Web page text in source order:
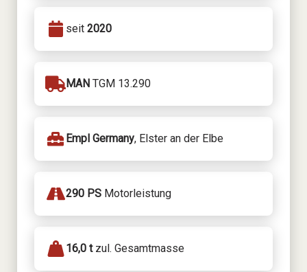
seit 2020
MAN TGM 13.290
Empl Germany, Elster an der Elbe
290 PS Motorleistung
16,0 tzul. Gesamtmasse